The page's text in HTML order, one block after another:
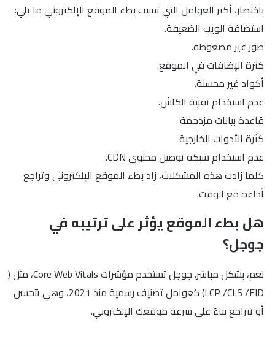
باختصار، أكثر العوامل التي تسبب بطء الموقع الإلكتروني ما يلي:
استضافة الويب الضعيفة.
صور غير مضغوطة.
كثرة الإضافات في الموقع.
أكواد غير محسنة.
عدم استخدام تقنية الكاش.
قاعدة بيانات مزدحمة
كثرة الأدوات الخارجية
عدم استخدام شبكة توصيل محتوى CDN.
كلما زادت هذه المشكلات، زاد بطء الموقع الإلكتروني وتراجع
أداءه مع الوقت.
هل بطء الموقع يؤثر على ترتيبه في
جوجل؟
نعم، بشكل مباشر. جوجل تستخدم مؤشرات Core Web Vitals، مثل (
LCP /CLS /FID) كعوامل تصنيف رسمية منذ 2021، وهي تتحسن
أو تتراجع بناءً على سرعة موقعك الإلكتروني.